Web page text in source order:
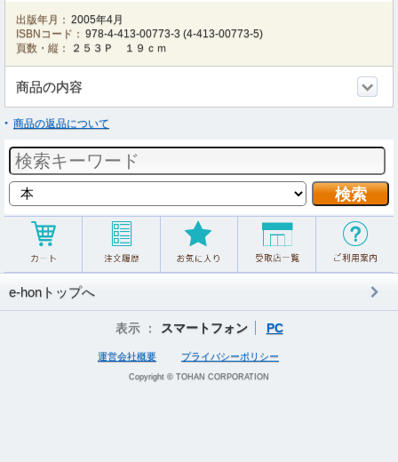
出版年月： 2005年4月
ISBNコード： 978-4-413-00773-3 (4-413-00773-5)
頁数・縦：
２５３Ｐ １９ｃｍ
商品の内容
商品の返品について
e-honトップへ
表示 ： スマートフォン PC
運営会社概要 プライバシーポリシー
Copyright © TOHAN CORPORATION